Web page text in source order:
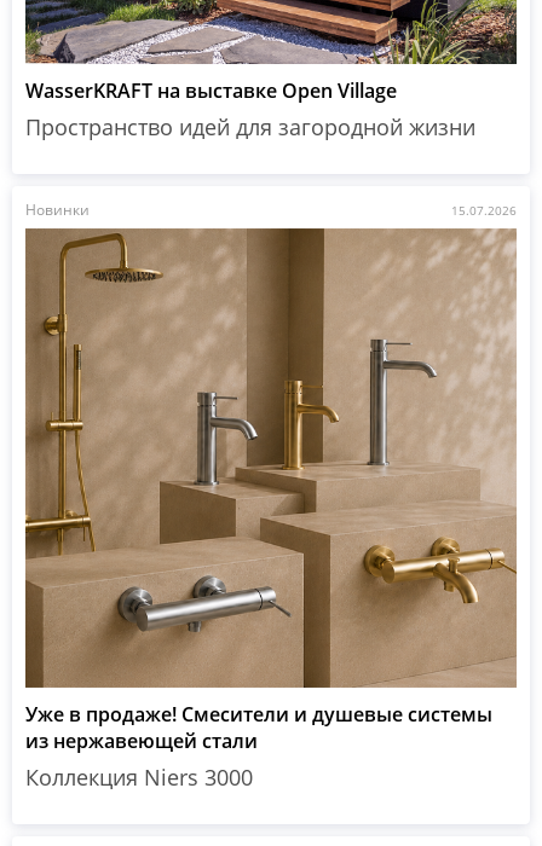
WasserKRAFT на выставке Open Village
Пространство идей для загородной жизни
Новинки 15.07.2026
Уже в продаже! Смесители и душевые системы
из нержавеющей стали
Коллекция Niers 3000